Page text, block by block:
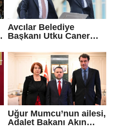
Avcılar Belediye
Başkanı Utku Caner
kararı
Uğur Mumcu’nun ailesi,
Adalet Bakanı Akın